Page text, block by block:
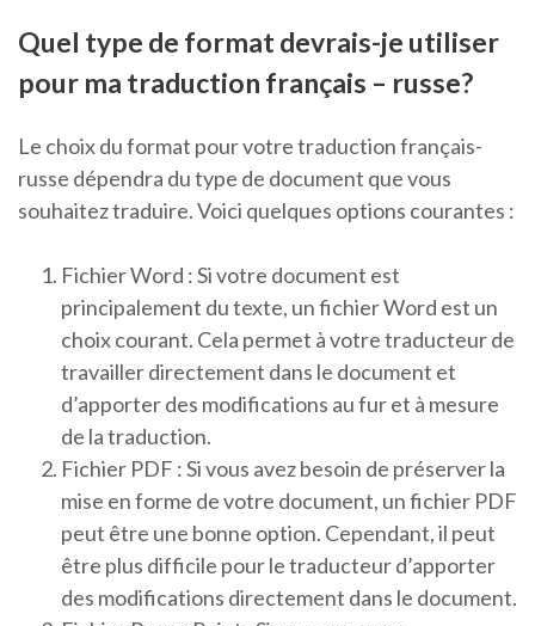
Quel type de format devrais-je utiliser
pour ma traduction français – russe?
Le choix du format pour votre traduction français-
russe dépendra du type de document que vous
souhaitez traduire. Voici quelques options courantes :
Fichier Word : Si votre document est
principalement du texte, un fichier Word est un
choix courant. Cela permet à votre traducteur de
travailler directement dans le document et
d’apporter des modifications au fur et à mesure
de la traduction.
Fichier PDF : Si vous avez besoin de préserver la
mise en forme de votre document, un fichier PDF
peut être une bonne option. Cependant, il peut
être plus difficile pour le traducteur d’apporter
des modifications directement dans le document.